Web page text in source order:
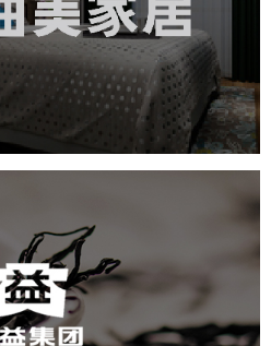
电商网站 社区网站
微商城
IT平台整体解决方案
大益